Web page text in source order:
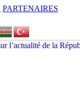
PARTENAIRES